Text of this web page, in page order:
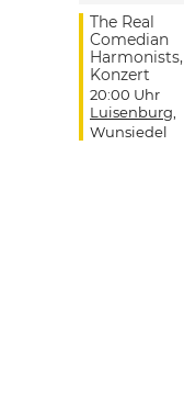
The Real
Comedian
Harmonists,
Konzert
20:00 Uhr
Luisenburg
Wunsiedel